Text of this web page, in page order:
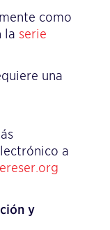
como
la serie
una
a
y